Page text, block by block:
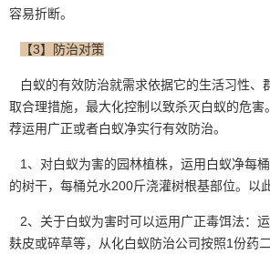
容易折断。
【3】防治对策
白蚁的有效防治就需求依据它的生活习性、
取合理措施，最大化控制以致杀灭白蚁的危
荐运用广正或者白蚁净实行有效防治。
1、对白蚁为害的园林植株，运用白蚁净每
的树干，每桶兑水200斤浇灌树根基部位。以
2、关于白蚁为害时可以运用广正毒饵法：运
麸皮或碎草等，从化白蚁防治公司按照1份药